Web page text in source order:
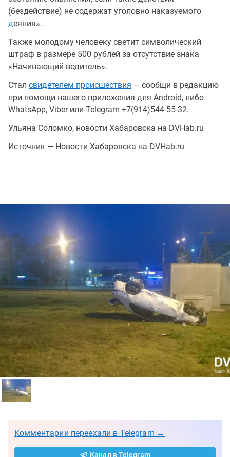
(бездействие) не содержат уголовно наказуемого
деяния».
Также молодому человеку светит символический
штраф в размере 500 рублей за отсутствие знака
«Начинающий водитель».
Стал свидетелем происшествия — сообщи в редакцию
при помощи нашего приложения для Android, либо
WhatsApp, Viber или Telegram +7(914)544-55-32.
Ульяна Соломко, новости Хабаровска на DVHab.ru
Источник — Новости Хабаровска на DVHab.ru
Комментарии переехали в Telegram →
Канал в Telegram